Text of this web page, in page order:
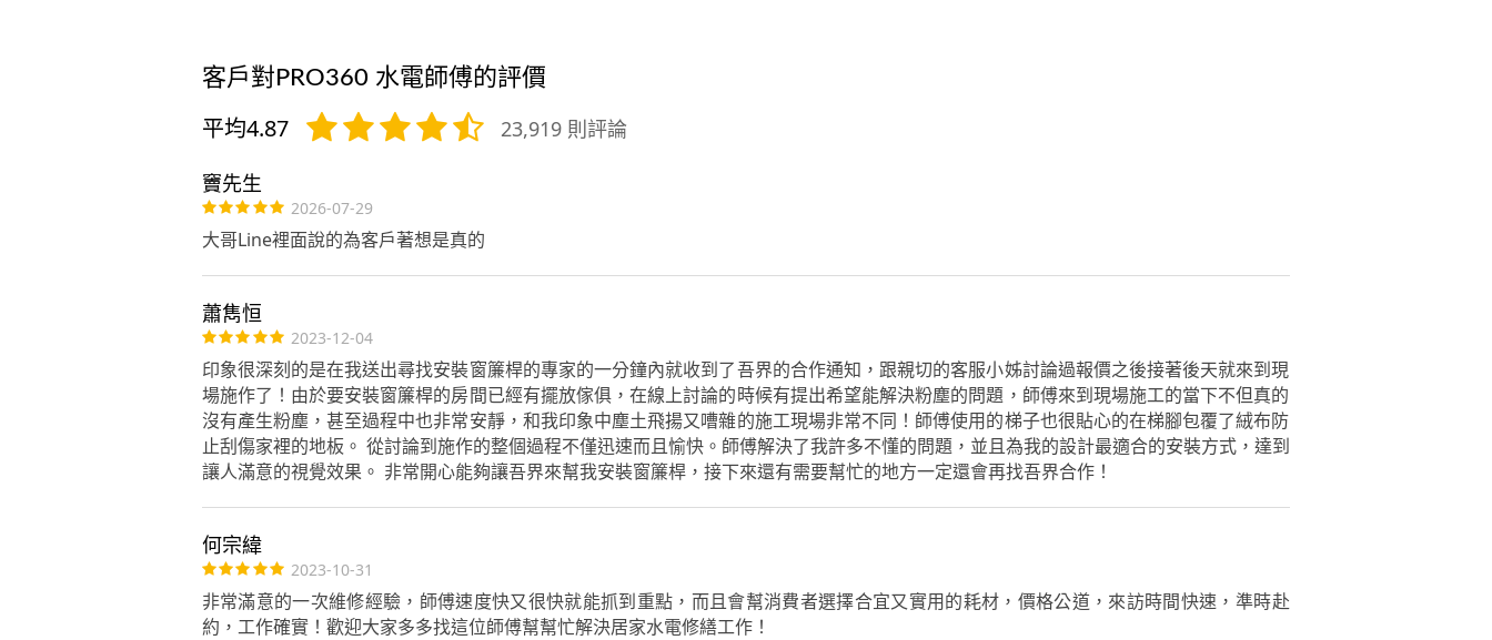
客戶對PRO360 水電師傅的評價
平均4.87 23,919 則評論
竇先生
2026-07-29
大哥Line裡面說的為客戶著想是真的
蕭雋恒
2023-12-04
印象很深刻的是在我送出尋找安裝窗簾桿的專家的一分鐘內就收到了吾界的合作通知，跟親切的客服小姊討論過報價之後接著後天就來到現
場施作了！由於要安裝窗簾桿的房間已經有擺放傢俱，在線上討論的時候有提出希望能解決粉塵的問題，師傅來到現場施工的當下不但真的
沒有產生粉塵，甚至過程中也非常安靜，和我印象中塵土飛揚又嘈雜的施工現場非常不同！師傅使用的梯子也很貼心的在梯腳包覆了絨布防
止刮傷家裡的地板。 從討論到施作的整個過程不僅迅速而且愉快。師傅解決了我許多不懂的問題，並且為我的設計最適合的安裝方式，達到
讓人滿意的視覺效果。 非常開心能夠讓吾界來幫我安裝窗簾桿，接下來還有需要幫忙的地方一定還會再找吾界合作！
何宗緯
2023-10-31
非常滿意的一次維修經驗，師傅速度快又很快就能抓到重點，而且會幫消費者選擇合宜又實用的耗材，價格公道，來訪時間快速，準時赴
約，工作確實！歡迎大家多多找這位師傅幫幫忙解決居家水電修繕工作！